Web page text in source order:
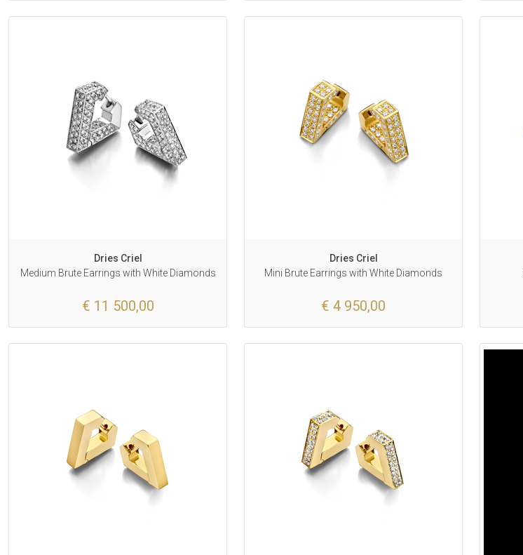
Dries Criel
Medium Brute Earrings with White Diamonds
€ 11 500,00
Dries Criel
Mini Brute Earrings with White Diamonds
€ 4 950,00